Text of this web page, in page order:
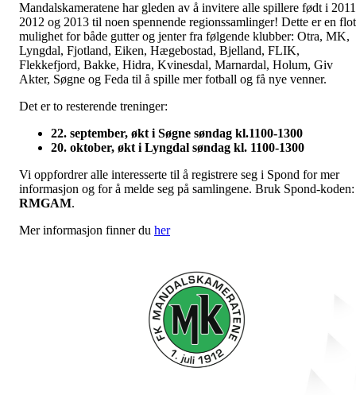
Mandalskameratene har gleden av å invitere alle spillere født i
2012 og 2013 til noen spennende regionssamlinger! Dette er en
mulighet for både gutter og jenter fra følgende klubber: Otra, MK,
Lyngdal, Fjotland, Eiken, Hægebostad, Bjelland, FLIK,
Flekkefjord, Bakke, Hidra, Kvinesdal, Marnardal, Holum, Giv
Akter, Søgne og Feda til å spille mer fotball og få nye venner.
Det er to resterende treninger:
22. september, økt i Søgne søndag kl.1100-1300
20. oktober, økt i Lyngdal søndag kl. 1100-1300
Vi oppfordrer alle interesserte til å registrere seg i Spond for mer
informasjon og for å melde seg på samlingene. Bruk Spond-koden:
RMGAM.
Mer informasjon finner du her